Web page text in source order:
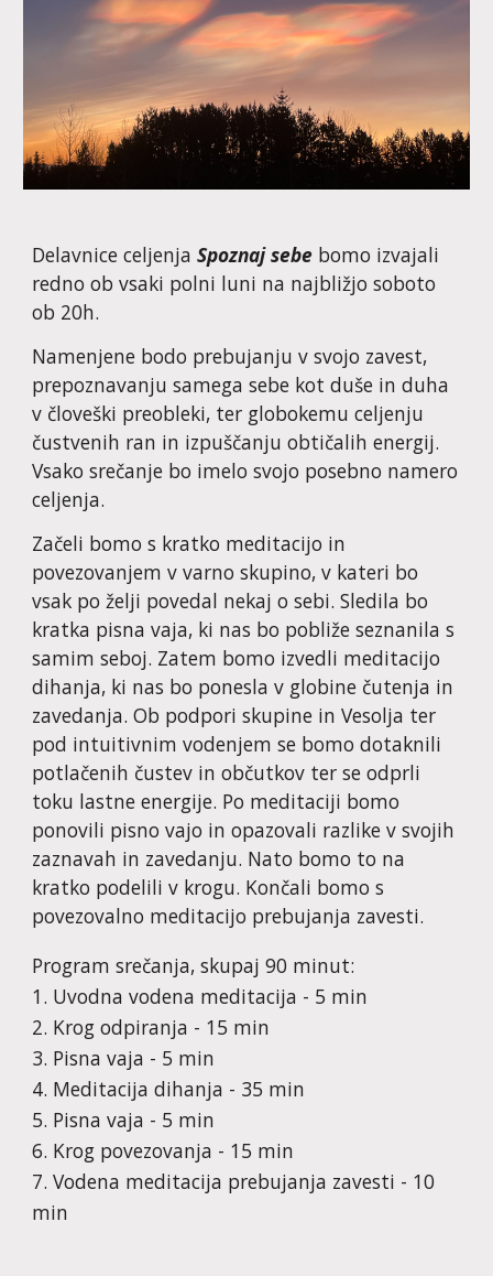
Delavnice celjenja Spoznaj sebe bomo izvajali
redno ob vsaki polni luni na najbližjo soboto
ob 20h.
Namenjene bodo prebujanju v svojo zavest,
prepoznavanju samega sebe kot duše in duha
v človeški preobleki, ter globokemu celjenju
čustvenih ran in izpuščanju obtičalih energij.
Vsako srečanje bo imelo svojo posebno namero
celjenja.
Začeli bomo s kratko meditacijo in
povezovanjem v varno skupino, v kateri bo
vsak po želji povedal nekaj osebi. Sledila bo
kratka pisna vaja, ki nas bo pobliže seznanila s
samimseboj. Zatem bomo izvedli meditacijo
dihanja, ki nas bo ponesla v globine čutenja in
zavedanja.Ob podpori skupine in Vesolja ter
pod intuitivnim vodenjem se bomo dotaknili
potlačenih čustev in občutkov ter se odprli
toku lastne energije. Po meditaciji bomo
ponovili pisno vajo in opazovali razlike v svojih
zaznavah in zavedanju. Nato bomo to na
kratko podelili v krogu. Končali bomo s
povezovalno meditacijo prebujanja zavesti.
Program srečanja, skupaj 90 minut:
1. Uvodna vodena meditacija - 5 min
2. Krog odpiranja - 15 min
3. Pisna vaja - 5 min
4. Meditacija dihanja - 35 min
5. Pisna vaja - 5 min
6. Krog povezovanja - 15 min
7. Vodena meditacija prebujanja zavesti - 10
min